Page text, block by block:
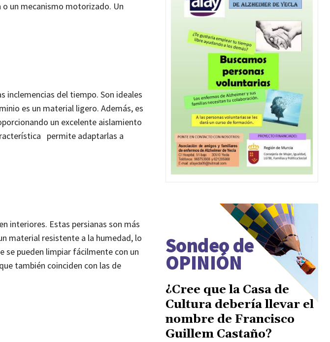
un mecanismo motorizado. Un
inclemencias del tiempo. Son ideales
es un material ligero. Además, es
un excelente aislamiento
permite adaptarlas a
interiores. Estas persianas son más
material resistente a la humedad, lo
se pueden limpiar fácilmente con un
también coinciden con las de
Sondeo de
OPINIÓN
¿Cree que la Casa de
Cultura debería llevar el
nombre de Francisco
Guillem Castaño?